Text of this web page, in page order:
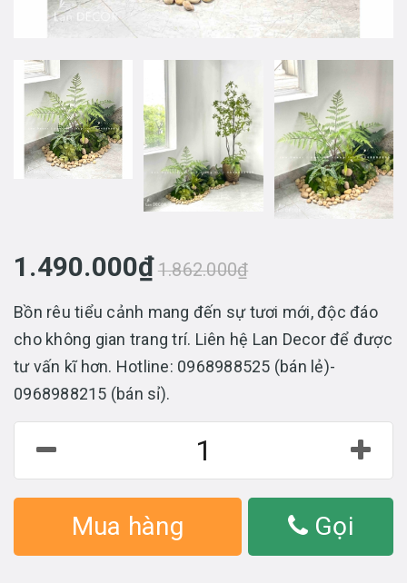
1.490.000₫1.862.000₫
Bồn rêu tiểu cảnh mang đến sự tươi mới, độc đáo
cho không gian trang trí. Liên hệ Lan Decor để được
tư vấn kĩ hơn. Hotline: 0968988525 (bán lẻ)-
0968988215 (bán sỉ).
Mua hàng Gọi